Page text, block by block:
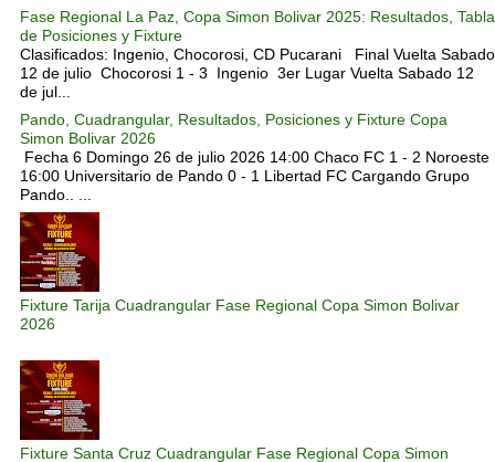
Fase Regional La Paz, Copa Simon Bolivar 2025: Resultados, Tabla
de Posiciones y Fixture
Clasificados: Ingenio, Chocorosi, CD Pucarani Final Vuelta Sabado
12 de julio Chocorosi 1 - 3 Ingenio 3er Lugar Vuelta Sabado 12
de jul...
Pando, Cuadrangular, Resultados, Posiciones y Fixture Copa
Simon Bolivar 2026
Fecha 6 Domingo 26 de julio 2026 14:00 Chaco FC 1 - 2 Noroeste
16:00 Universitario de Pando 0 - 1 Libertad FC Cargando Grupo
Pando.. ...
Fixture Tarija Cuadrangular Fase Regional Copa Simon Bolivar
2026
Fixture Santa Cruz Cuadrangular Fase Regional Copa Simon